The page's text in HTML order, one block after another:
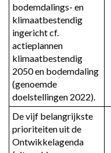
bodemdalings- en
klimaatbestendig
ingericht cf.
actieplannen
klimaatbestendig
2050 en bodemdaling
(genoemde
doelstellingen 2022).
De vijf belangrijkste
prioriteiten uit de
Ontwikkelagenda